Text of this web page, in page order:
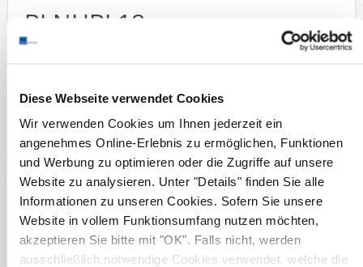
Diese Webseite verwendet Cookies
Wir verwenden Cookies um Ihnen jederzeit ein
angenehmes Online-Erlebnis zu ermöglichen, Funktionen
und Werbung zu optimieren oder die Zugriffe auf unsere
Website zu analysieren. Unter "Details" finden Sie alle
Informationen zu unseren Cookies. Sofern Sie unsere
Website in vollem Funktionsumfang nutzen möchten,
akzeptieren Sie bitte mit "OK". Falls nicht, werden
ausschließlich notwendige Cookies verwendet, welche die
BLNHBL18g
Burgen + Schlösser 1977 - sauber gestempelt
Briefmarken
Deutsche Gebiete
Berlin Heftchenblätter
Details
Verfügbarkeit:1
Produktnr.:BLNHBL18g
Michel-Nr.: 18
Lieferzeit:Innerhalb von 5 Werktagen
Wunschzettel
Vergleich